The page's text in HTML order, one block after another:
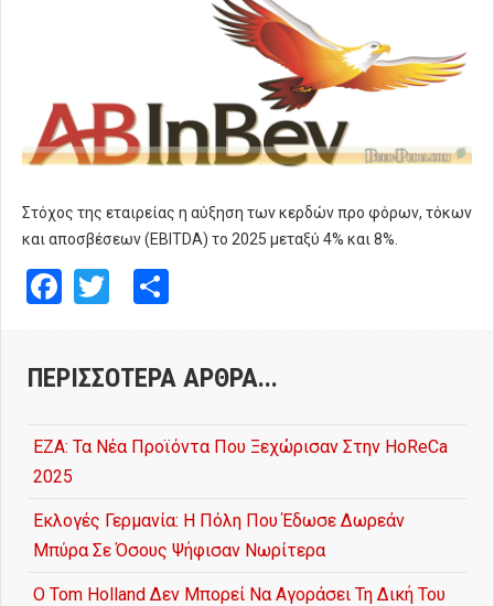
Στόχος της εταιρείας η αύξηση των κερδών προ φόρων, τόκων
και αποσβέσεων (EBITDA) το 2025 μεταξύ 4% και 8%.
Facebook
Twitter
ΠΕΡΙΣΣΌΤΕΡΑ ΆΡΘΡΑ...
ΕΖΑ: Τα Νέα Προϊόντα Που Ξεχώρισαν Στην HoReCa
2025
Εκλογές Γερμανία: Η Πόλη Που Έδωσε Δωρεάν
Μπύρα Σε Όσους Ψήφισαν Νωρίτερα
Ο Tom Holland Δεν Μπορεί Να Αγοράσει Τη Δική Του